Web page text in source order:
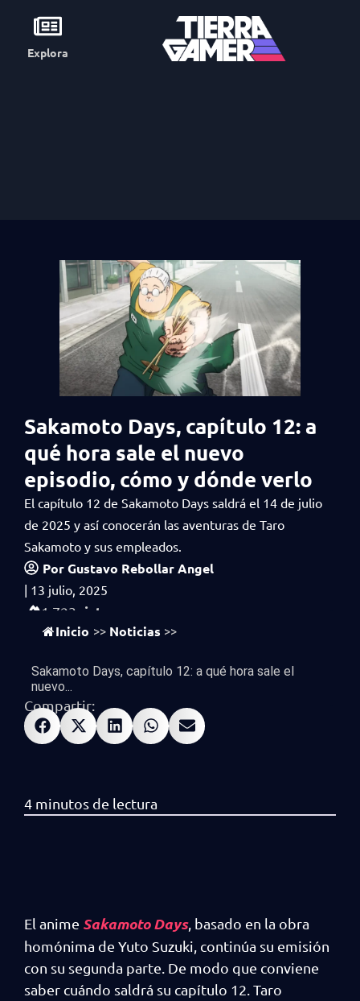
Explora
Sakamoto Days, capítulo 12: a
qué hora sale el nuevo
episodio, cómo y dónde verlo
El capítulo 12 de Sakamoto Days saldrá el 14 de julio
de 2025 y así conocerán las aventuras de Taro
Sakamoto y sus empleados.
PorGustavo Rebollar Angel
| 13 julio, 2025
1,723 vistas
Inicio >> Noticias >>
Sakamoto Days, capítulo 12: a qué hora sale el
nuevo...
Compartir:
El anime Sakamoto Days, basado en la obra
homónima de Yuto Suzuki, continúa su emisión
con su segunda parte. De modo que conviene
saber cuándo saldrá su capítulo 12. Taro